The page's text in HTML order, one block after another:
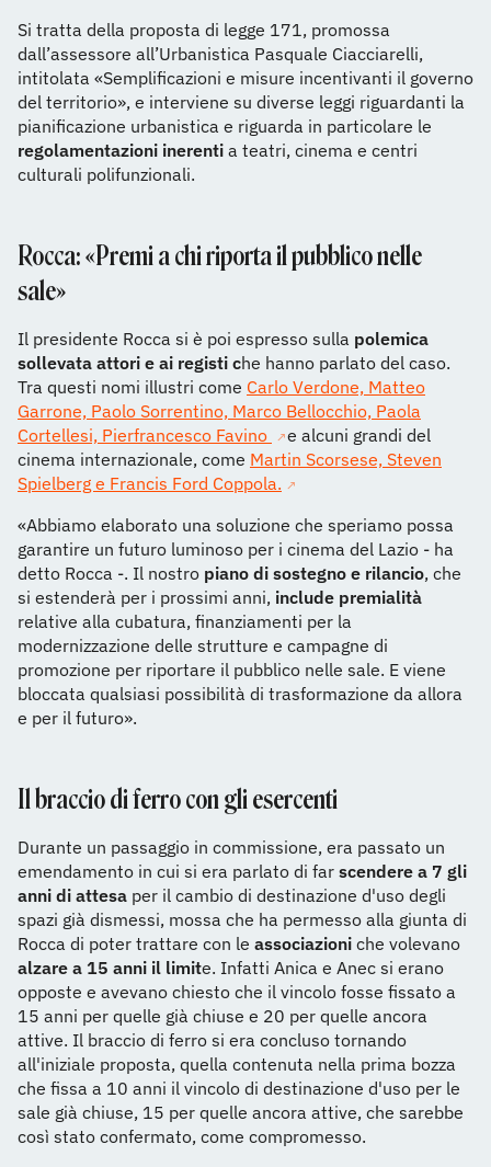
Si tratta della proposta di legge 171, promossa
dall’assessore all’Urbanistica Pasquale Ciacciarelli,
intitolata «Semplificazioni e misure incentivanti il governo
del territorio», e interviene su diverse leggi riguardanti la
pianificazione urbanistica e riguarda in particolare le
regolamentazioni inerenti a teatri, cinema e centri
culturali polifunzionali.
Rocca: «Premi a chi riporta il pubblico nelle
sale»
Il presidente Rocca si è poi espresso sulla polemica
sollevata attori e ai registi che hanno parlato del caso.
Tra questi nomi illustri come Carlo Verdone, Matteo
Garrone, Paolo Sorrentino, Marco Bellocchio, Paola
Cortellesi, Pierfrancesco Favino
e alcuni grandi del
cinema internazionale, come Martin Scorsese, Steven
Spielberg e Francis Ford Coppola.
«Abbiamo elaborato una soluzione che speriamo possa
garantire un futuro luminoso per i cinema del Lazio - ha
detto Rocca -. Il nostro piano di sostegno e rilancio, che
si estenderà per i prossimi anni, include premialità
relative alla cubatura, finanziamenti per la
modernizzazione delle strutture e campagne di
promozione per riportare il pubblico nelle sale. E viene
bloccata qualsiasi possibilità di trasformazione da allora
e per il futuro».
Il braccio di ferro con gli esercenti
Durante un passaggio in commissione, era passato un
emendamento in cui si era parlato di far scendere a 7 gli
anni di attesa per il cambio di destinazione d'uso degli
spazi già dismessi, mossa che ha permesso alla giunta di
Rocca di poter trattare con le associazioni che volevano
alzare a 15 anni il limite. Infatti Anica e Anec si erano
opposte e avevano chiesto che il vincolo fosse fissato a
15 anni per quelle già chiuse e 20 per quelle ancora
attive. Il braccio di ferro si era concluso tornando
all'iniziale proposta, quella contenuta nella prima bozza
che fissa a 10 anni il vincolo di destinazione d'uso per le
sale già chiuse, 15 per quelle ancora attive, che sarebbe
così stato confermato, come compromesso.